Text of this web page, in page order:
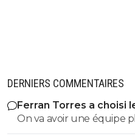
DERNIERS COMMENTAIRES
Ferran Torres a choisi
On va avoir une équipe